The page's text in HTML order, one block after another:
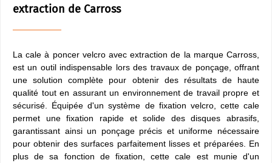
extraction de Carross
La cale à poncer velcro avec extraction de la marque Carross,
est un outil indispensable lors des travaux de ponçage, offrant
une solution complète pour obtenir des résultats de haute
qualité tout en assurant un environnement de travail propre et
sécurisé. Équipée d'un système de fixation velcro, cette cale
permet une fixation rapide et solide des disques abrasifs,
garantissant ainsi un ponçage précis et uniforme nécessaire
pour obtenir des surfaces parfaitement lisses et préparées. En
plus de sa fonction de fixation, cette cale est munie d'un